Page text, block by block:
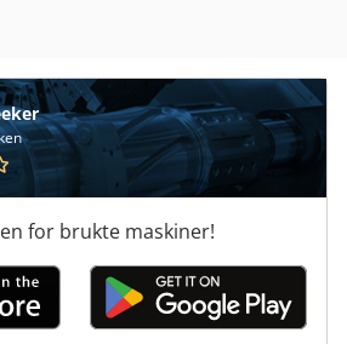
for brukte maskiner!